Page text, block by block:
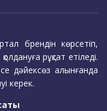
брендін көрсетіп,
рұқсат етіледі.
дәйексөз алынғанда
керек.